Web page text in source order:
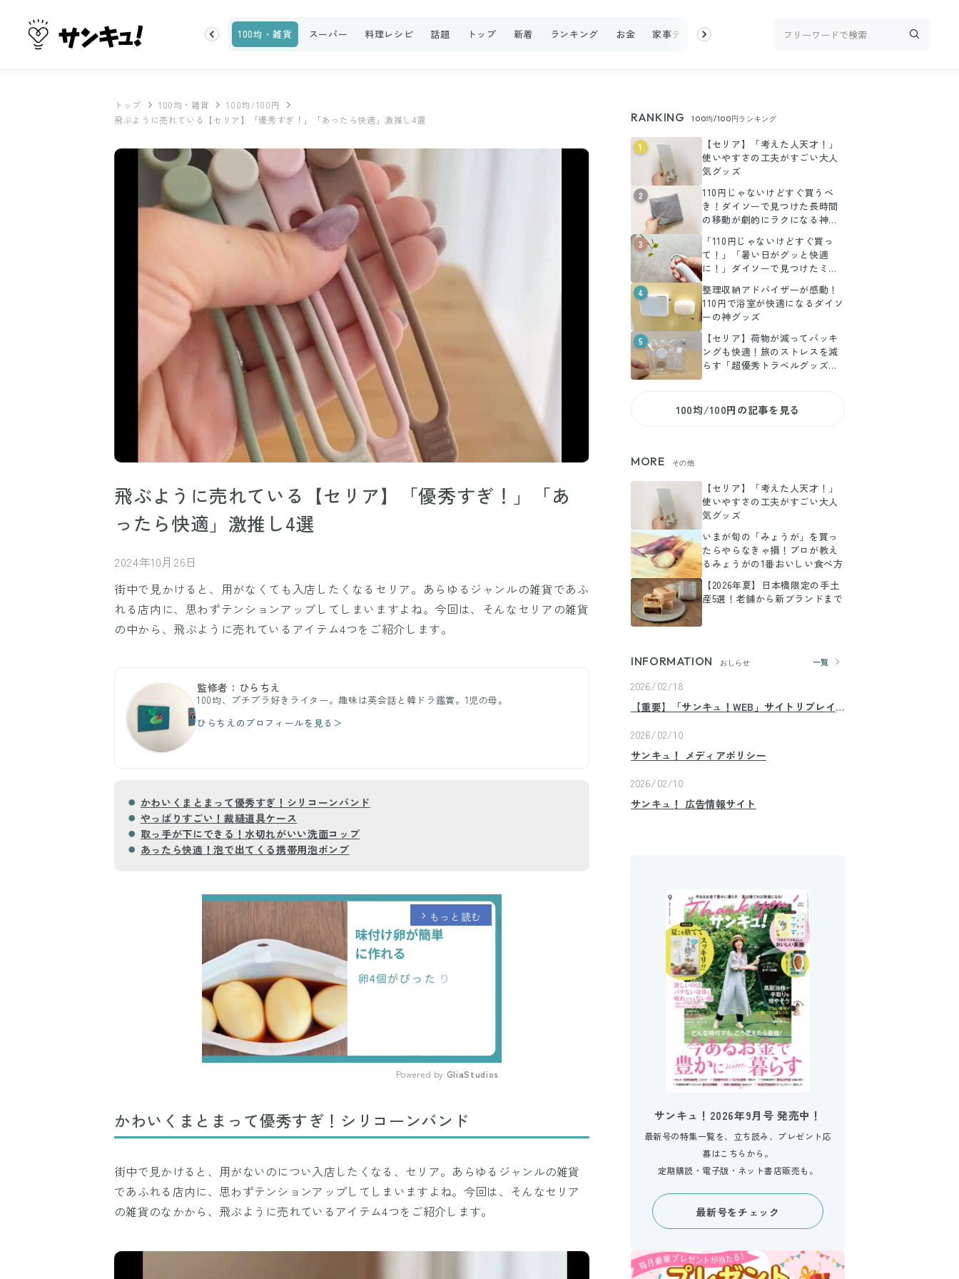
家事テク 収納・片付け ビューティ 100均・雑貨 スーパー 料理レシピ 話題 トップ 新着 ランキング お金 家事テク 収納・片付け ビューティ 100均・雑貨
トップ 100均・雑貨
100均/100円
飛ぶように売れている【セリア】「優秀すぎ！」「あったら快適」激推し4選
飛ぶように売れている【セリア】「優秀すぎ！」「あ
ったら快適」激推し4選
2024年10月26日
街中で見かけると、用がなくても入店したくなるセリア。あらゆるジャンルの雑貨であふ
れる店内に、思わずテンションアップしてしまいますよね。今回は、そんなセリアの雑貨
の中から、飛ぶように売れているアイテム4つをご紹介します。
監修者：ひらちえ
100均、プチプラ好きライター。趣味は英会話と韓ドラ鑑賞。1児の母。
ひらちえのプロフィールを見る＞
かわいくまとまって優秀すぎ！シリコーンバンド
やっぱりすごい！裁縫道具ケース
取っ手が下にできる！水切れがいい洗面コップ
あったら快適！泡で出てくる携帯用泡ポンプ
arrow_forward_ios もっと読む
Mute
Powered by GliaStudios
かわいくまとまって優秀すぎ！シリコーンバンド
街中で見かけると、用がないのについ入店したくなる、セリア。あらゆるジャンルの雑貨
であふれる店内に、思わずテンションアップしてしまいますよね。今回は、そんなセリア
の雑貨のなかから、飛ぶように売れているアイテム4つをご紹介します。
RANKING 100均/100円ランキング
1
【セリア】「考えた人天才！」
使いやすさの工夫がすごい大人
気グッズ
2
110円じゃないけどすぐ買うべ
き！ダイソーで見つけた長時間
の移動が劇的にラクになる神ア
3
「110円じゃないけどすぐ買っ
て！」「暑い日がグッと快適
に！」ダイソーで見つけたミニ
4
整理収納アドバイザーが感動！
110円で浴室が快適になるダイソ
ーの神グッズ
5
【セリア】荷物が減ってパッキ
ングも快適！旅のストレスを減
らす「超優秀トラベルグッズ」3
100均/100円の記事を見る
MORE その他
【セリア】「考えた人天才！」
使いやすさの工夫がすごい大人
気グッズ
いまが旬の「みょうが」を買っ
たらやらなきゃ損！プロが教え
るみょうがの1番おいしい食べ方
【2026年夏】日本橋限定の手土
産5選！老舗から新ブランドまで
INFORMATION おしらせ 一覧
2026/02/18
【重要】「サンキュ！WEB」サイトリプレイ
2026/02/10
サンキュ！ メディアポリシー
2026/02/10
サンキュ！ 広告情報サイト
サンキュ！2026年9月号 発売中！
最新号の特集一覧を、立ち読み、プレゼント応
募はこちらから。
定期購読・電子版・ネット書店販売も。
最新号をチェック